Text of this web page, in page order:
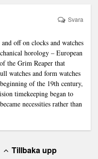
off on clocks and watches
horology – European
the Grim Reaper that
watches and form watches
of the 19th century,
timekeeping began to
necessities rather than
Svara
Tillbaka upp